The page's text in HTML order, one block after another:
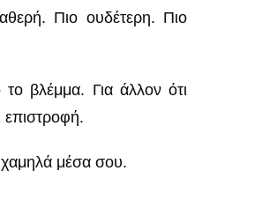
Πιο ουδέτερη. Πιο
το βλέμμα. Για άλλον ότι
επιστροφή.
χαμηλά μέσα σου.